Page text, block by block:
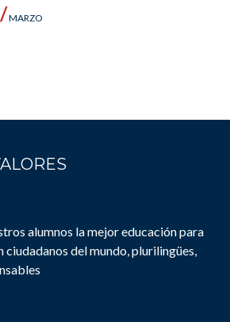
MARZO
alumnos la mejor educación para
ciudadanos del mundo, plurilingües,